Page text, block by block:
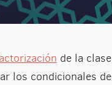
de la clase
los condicionales de